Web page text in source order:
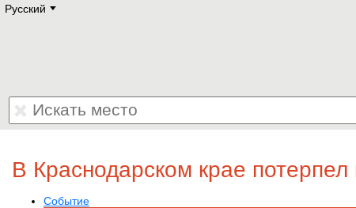
Русский E
Deutsch
Polski
Hebrew
В Краснодарском крае
Событие